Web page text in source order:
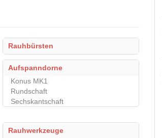
Rauhbürsten
Aufspanndorne
Konus MK1
Rundschaft
Sechskantschaft
Rauhwerkzeuge